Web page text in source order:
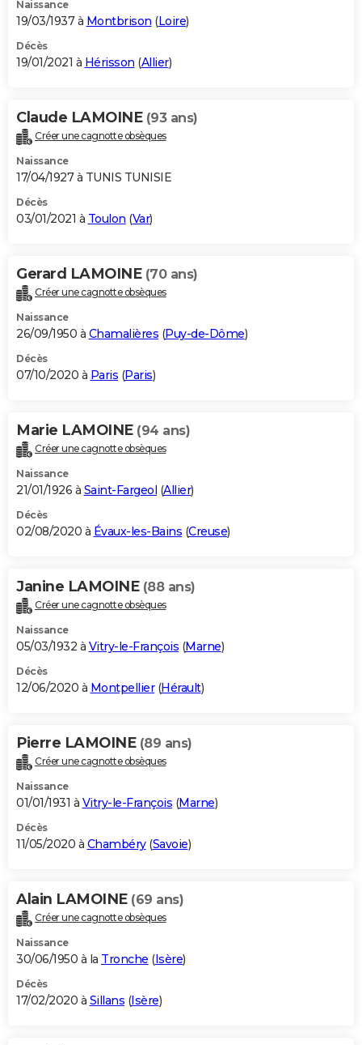
Naissance
19/03/1937 à Montbrison (Loire)
Décès
19/01/2021 à Hérisson (Allier)
Claude LAMOINE (93 ans)
Créer une cagnotte obsèques
Naissance
17/04/1927 à TUNIS TUNISIE
Décès
03/01/2021 à Toulon (Var)
Gerard LAMOINE (70 ans)
Créer une cagnotte obsèques
Naissance
26/09/1950 à Chamalières (Puy-de-Dôme)
Décès
07/10/2020 à Paris (Paris)
Marie LAMOINE (94 ans)
Créer une cagnotte obsèques
Naissance
21/01/1926 à Saint-Fargeol (Allier)
Décès
02/08/2020 à Évaux-les-Bains (Creuse)
Janine LAMOINE (88 ans)
Créer une cagnotte obsèques
Naissance
05/03/1932 à Vitry-le-François (Marne)
Décès
12/06/2020 à Montpellier(Hérault)
Pierre LAMOINE (89 ans)
Créer une cagnotte obsèques
Naissance
01/01/1931 à Vitry-le-François (Marne)
Décès
11/05/2020 à Chambéry(Savoie)
Alain LAMOINE (69 ans)
Créer une cagnotte obsèques
Naissance
30/06/1950 à la Tronche (Isère)
Décès
17/02/2020 à Sillans (Isère)